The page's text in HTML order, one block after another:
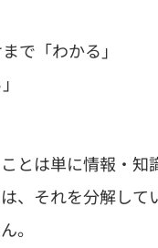
で「わかる」
とは単に情報・
、それを分解し
。